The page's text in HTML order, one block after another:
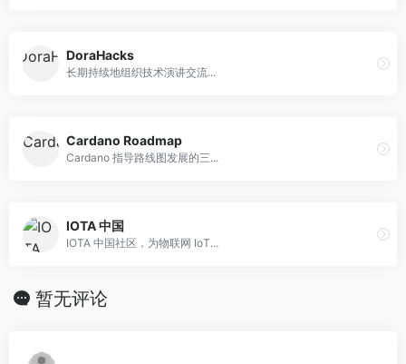
DoraHacks
长期持续地组织技术演讲交流...
Cardano Roadmap
Cardano 指导路线图发展的三...
IOTA 中国
IOTA 中国社区，为物联网 IoT...
暂无评论